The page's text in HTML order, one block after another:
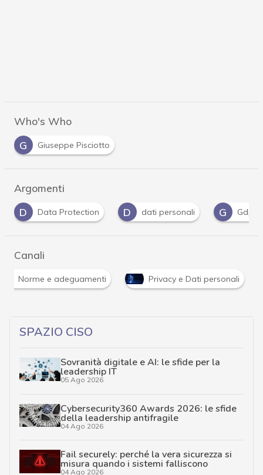
Who's Who
G
Giuseppe Pisciotto
Argomenti
D
dati personali G Gdpr P Privacy P
Canali
Norme e adeguamenti Privacy e Dati personali
SPAZIO CISO
Sovranità digitale e AI: le sfide per la
leadership IT
05 Ago 2026
Cybersecurity360 Awards 2026: le sfide
della leadership antifragile
04 Ago 2026
Fail securely: perché la vera sicurezza si
misura quando i sistemi falliscono
04 Ago 2026